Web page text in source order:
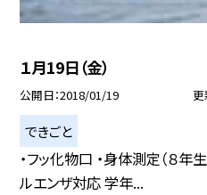
１月19日（金）
公開日 2018/01/19 更
できごと
・フッ化物口 ・身体測定（８年
ルエンザ対応 学年...